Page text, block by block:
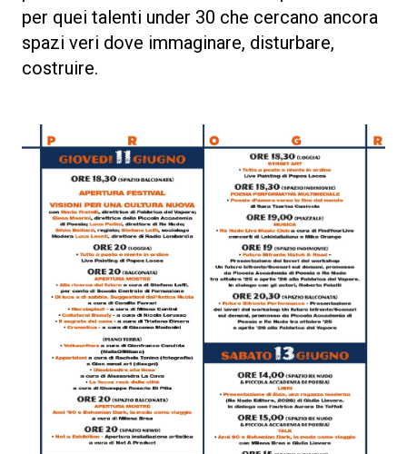
per quei talenti under 30 che cercano ancora
spazi veri dove immaginare, disturbare,
costruire.